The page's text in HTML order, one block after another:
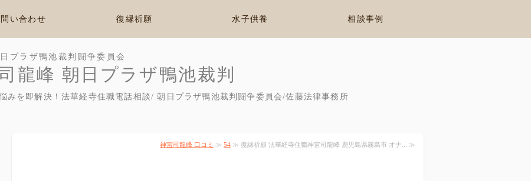
プラザ鴨池裁判闘争委員会
龍峰 朝日プラザ鴨池裁判
みを即解決！法華経寺住職電話相談/ 朝日プラザ鴨池裁判闘争委員会/佐藤法律事務所
い合わせ 復縁祈願 水子供養 相談事例
神宮司龍峰 口コミ ≫ 54 ≫ 復縁祈願 法華経寺住職神宮司龍峰 鹿児島県霧島市 オナ... ≫